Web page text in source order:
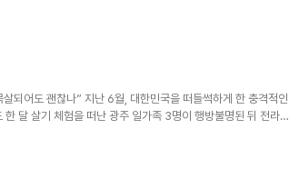
방하였습니다. 특히, 출입국·외국인행정분야는 행정안전부 주
되어도 괜찮나” 지난 6월, 대한민국을 떠들썩하게 한 충격적인
달 살기 체험을 떠난 광주 일가족 3명이 행방불명된 뒤 전라남
된 사건이죠. 하지만 이 사건이 충격적이었던 이유는 따로 있는